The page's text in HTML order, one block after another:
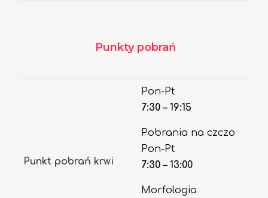
Punkty pobrań
Punkt pobrań krwi
Pon-Pt
7:30 – 19:15
Pobrania na czczo
Pon-Pt
7:30 – 13:00
Morfologia